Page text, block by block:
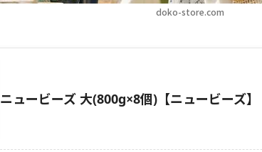
doko-store.com
ニュービーズ 大(800g×8個)【ニュービーズ】